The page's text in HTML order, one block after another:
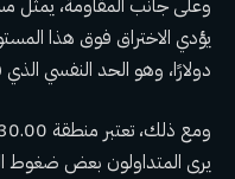
دولارًا، وهو الحد النفسي
يرى المتداولون بعض ضغوط